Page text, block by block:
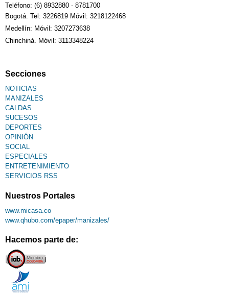
Teléfono: (6) 8932880 - 8781700
Bogotá. Tel: 3226819 Móvil: 3218122468
Medellín: Móvil: 3207273638
Chinchiná. Móvil: 3113348224
Secciones
NOTICIAS
MANIZALES
CALDAS
SUCESOS
DEPORTES
OPINIÓN
SOCIAL
ESPECIALES
ENTRETENIMIENTO
SERVICIOS RSS
Nuestros Portales
www.micasa.co
www.qhubo.com/epaper/manizales/
Hacemos parte de: